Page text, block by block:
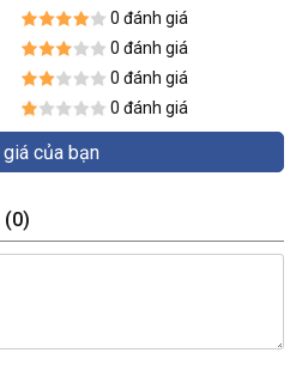
0 đánh giá
0 đánh giá
0 đánh giá
0 đánh giá
của bạn
(0)